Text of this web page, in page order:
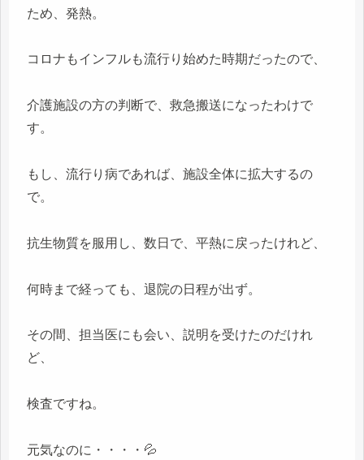
ため、発熱。
コロナもインフルも流行り始めた時期だったので、
介護施設の方の判断で、救急搬送になったわけで
す。
もし、流行り病であれば、施設全体に拡大するの
で。
抗生物質を服用し、数日で、平熱に戻ったけれど、
何時まで経っても、退院の日程が出ず。
その間、担当医にも会い、説明を受けたのだけれ
ど、
検査ですね。
元気なのに・・・・💦